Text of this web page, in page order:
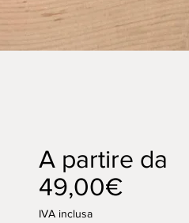
A partire da
49,00€Prezzo
IVA inclusa